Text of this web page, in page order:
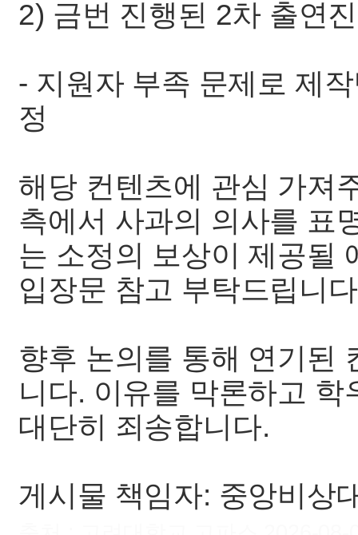
2) 금번 진행된 2차 출연
- 지원자 부족 문제로 제
정
해당 컨텐츠에 관심 가져
측에서 사과의 의사를 표
는 소정의 보상이 제공될
입장문 참고 부탁드립니
향후 논의를 통해 연기된
니다. 이유를 막론하고
대단히 죄송합니다.
게시물 책임자: 중앙비상